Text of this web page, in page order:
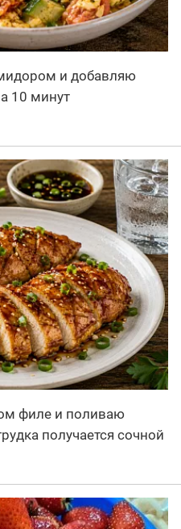
и добавляю
10 минут
филе и поливаю
получается сочной